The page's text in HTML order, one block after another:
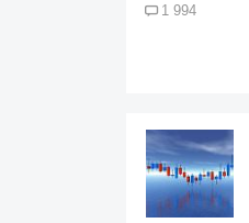
1 994